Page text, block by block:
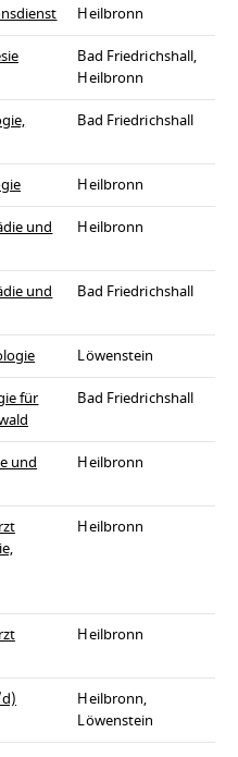
Heilbronn
Bad Friedrichshall,
Heilbronn
Bad Friedrichshall
Heilbronn
und
Heilbronn
und
Bad Friedrichshall
Löwenstein
für
Bad Friedrichshall
und
Heilbronn
Heilbronn
Heilbronn
Heilbronn,
Löwenstein